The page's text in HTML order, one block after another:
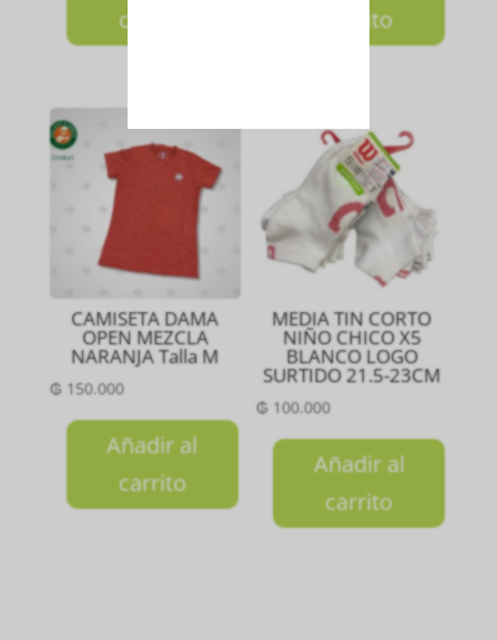
carrito
carrito
CAMISETA DAMA
OPEN MEZCLA
NARANJA Talla M
₲150.000
Añadir al
carrito
MEDIA TIN CORTO
NIÑO CHICO X5
BLANCO LOGO
SURTIDO 21.5-23CM
₲ 100.000
Añadir al
carrito